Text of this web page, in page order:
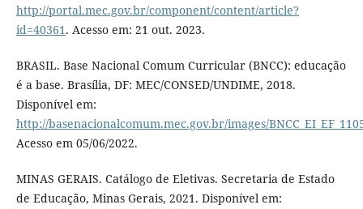
http://portal.mec.gov.br/component/content/article?
id=40361. Acesso em: 21 out. 2023.
BRASIL. Base Nacional Comum Curricular (BNCC): educação
é a base. Brasília, DF: MEC/CONSED/UNDIME, 2018.
Disponível em:
http://basenacionalcomum.mec.gov.br/images/
Acesso em 05/06/2022.
MINAS GERAIS. Catálogo de Eletivas. Secretaria de Estado
de Educação, Minas Gerais, 2021. Disponível em: